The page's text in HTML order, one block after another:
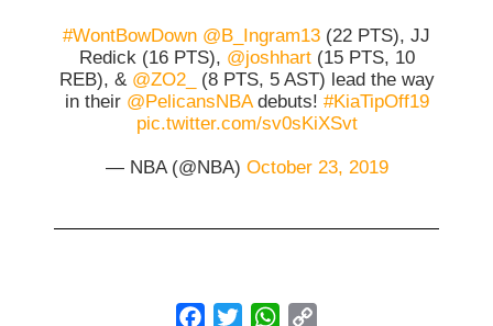
#WontBowDown @B_Ingram13 (22 PTS), JJ
Redick (16 PTS), @joshhart(15 PTS, 10
REB), & @ZO2_
(8 PTS, 5 AST) lead the way
in their @PelicansNBAdebuts! #KiaTipOff19
pic.twitter.com/sv0sKiXSvt
— NBA (@NBA) October 23, 2019
Facebook
Twitter WhatsApp